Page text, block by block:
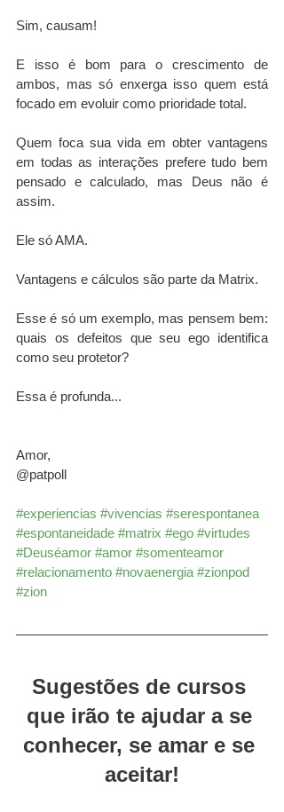
Sim, causam!
E isso é bom para o crescimento de
ambos, mas só enxerga isso quem está
focado em evoluir como prioridade total.
Quem foca sua vida em obter vantagens
em todas as interações prefere tudo bem
pensado e calculado, mas Deus não é
assim.
Ele só AMA.
Vantagens e cálculos são parte da Matrix.
Esse é só um exemplo, mas pensem bem:
quais os defeitos que seu ego identifica
como seu protetor?
Essa é profunda...
Amor,
@‌patpoll
#experiencias #vivencias #serespontanea
#espontaneidade #matrix #ego #virtudes
#Deuséamor #amor #somenteamor
#relacionamento #novaenergia #zionpod
#zion
Sugestões de cursos
que irão te ajudar a se
conhecer, se amar e se
aceitar!